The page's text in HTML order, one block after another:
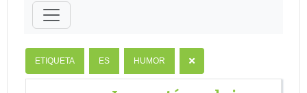
ETIQUETA ES HUMOR